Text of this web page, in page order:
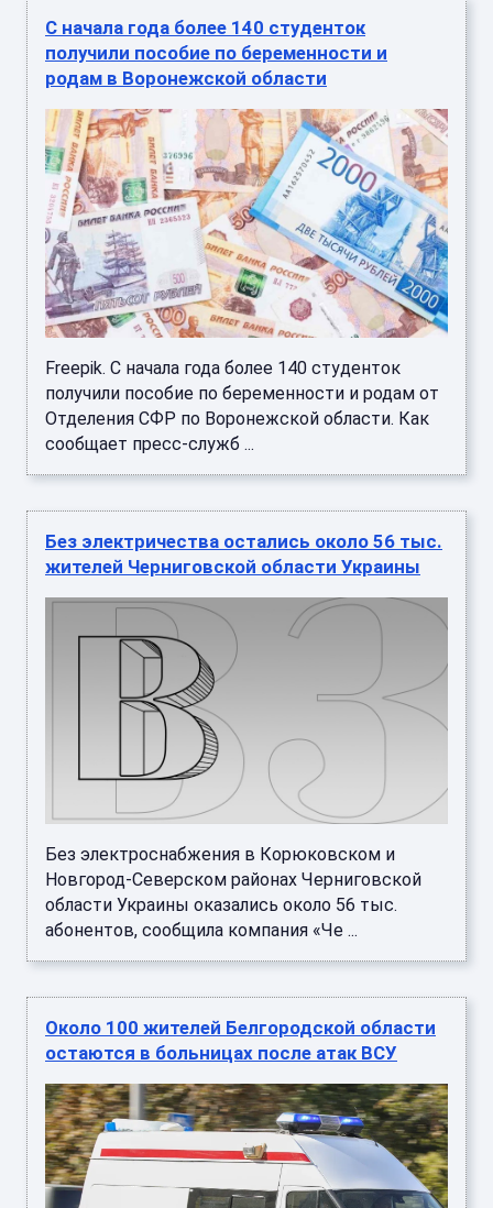
С начала года более 140 студенток
получили пособие по беременности и
родам в Воронежской области
Freepik. С начала года более 140 студенток
получили пособие по беременности и родам от
Отделения СФР по Воронежской области. Как
сообщает пресс-служб ...
Без электричества остались около 56 тыс.
жителей Черниговской области Украины
Без электроснабжения в Корюковском и
Новгород-Северском районах Черниговской
области Украины оказались около 56 тыс.
абонентов, сообщила компания «Че ...
Около 100 жителей Белгородской области
остаются в больницах после атак ВСУ